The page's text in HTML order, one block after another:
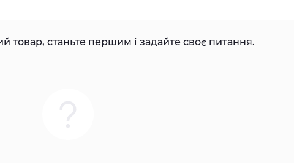
товар, станьте першим і задайте своє питання.